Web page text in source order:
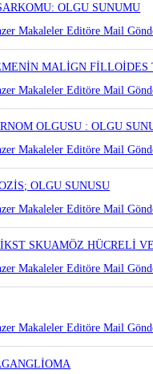
MakalelerEditöre Mail
OLGU SUNUMU
MakalelerEditöre Mail
MALİGN FİLLOİDES
MakalelerEditöre Mail
OLGUSU : OLGU
MakalelerEditöre Mail
OLGU SUNUSU
MakalelerEditöre Mail
SKUAMÖZ HÜCRELİ
MakalelerEditöre Mail